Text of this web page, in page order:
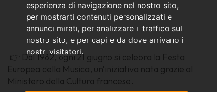
esperienza di navigazione nel nostro sito,
per mostrarti contenuti personalizzati e
annunci mirati, per analizzare il traffico sul
nostro sito, e per capire da dove arrivano i
nostri visitatori.
👉 Dal 1982, ogni 21 giugno si celebra la Festa
Europea della Musica, un’iniziativa nata grazie al
Ministero della Cultura francese.